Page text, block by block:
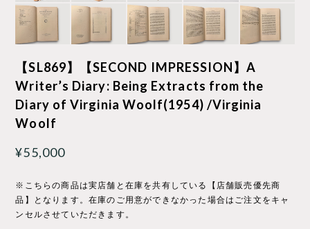
【SL869】【SECOND IMPRESSION】A
Writer’s Diary: Being Extracts from the
Diary of Virginia Woolf(1954) /Virginia
Woolf
¥55,000
※こちらの商品は実店舗と在庫を共有している【店舗販売優先商
品】となります。在庫のご用意ができなかった場合はご注文をキャ
ンセルさせていただきます。